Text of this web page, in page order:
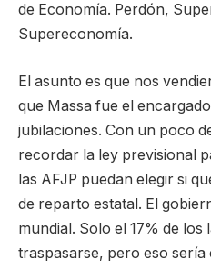
de Economía. Perdón,
Supereconomía.
El asunto es que nos
que Massa fue el
jubilaciones. Con un poco
recordar la ley previsional
las AFJP puedan elegir si
de reparto estatal. El
mundial. Solo el 17% de
traspasarse, pero eso